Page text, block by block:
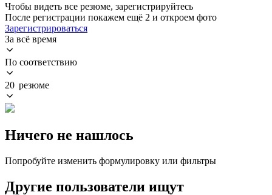
Чтобы видеть все резюме, зарегистрируйтесь
После регистрации покажем ещё 2 и откроем фото
Зарегистрироваться
За всё время
По соответствию
20 резюме
Ничего не нашлось
Попробуйте изменить формулировку или фильтры
Другие пользователи ищут